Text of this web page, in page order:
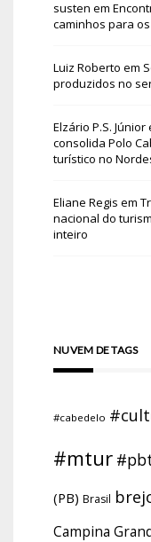
susten em
caminhos para
Luiz Roberto em
produzidos no
Elzário P.S. Júnior
consolida Polo
turístico no
Eliane Regis em
nacional do
inteiro
NUVEM DE TAGS
#cabedelo
#mtur
(PB) Brasil
Campina